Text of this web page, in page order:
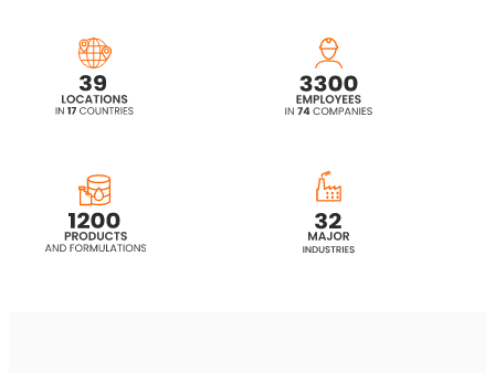
Ekoprodur® 4540W 폴리 우레탄 시스템